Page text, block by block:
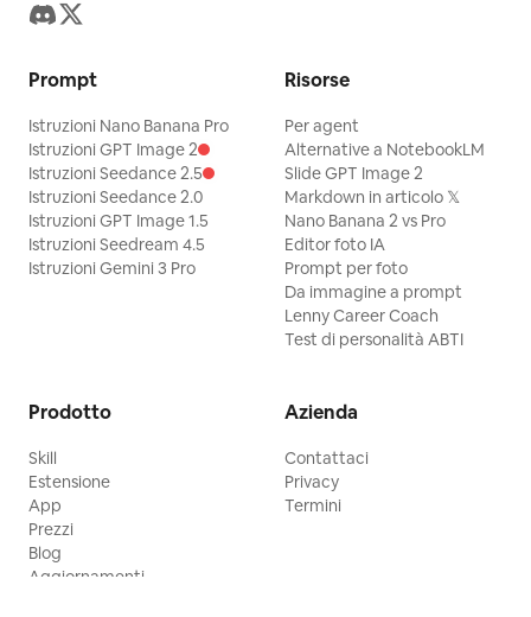
Prompt
Istruzioni Nano Banana Pro
Istruzioni GPT Image 2
Istruzioni Seedance 2.5
Istruzioni Seedance 2.0
Istruzioni GPT Image 1.5
Istruzioni Seedream 4.5
Istruzioni Gemini 3 Pro
Risorse
Per agent
Alternative a NotebookLM
Slide GPT Image 2
Markdown in articolo 𝕏
Nano Banana 2 vs Pro
Editor foto IA
Prompt per foto
Da immagine a prompt
Lenny Career Coach
Test di personalità ABTI
Prodotto
Skill
Estensione
App
Prezzi
Blog
Aggiornamenti
Azienda
Contattaci
Privacy
Termini